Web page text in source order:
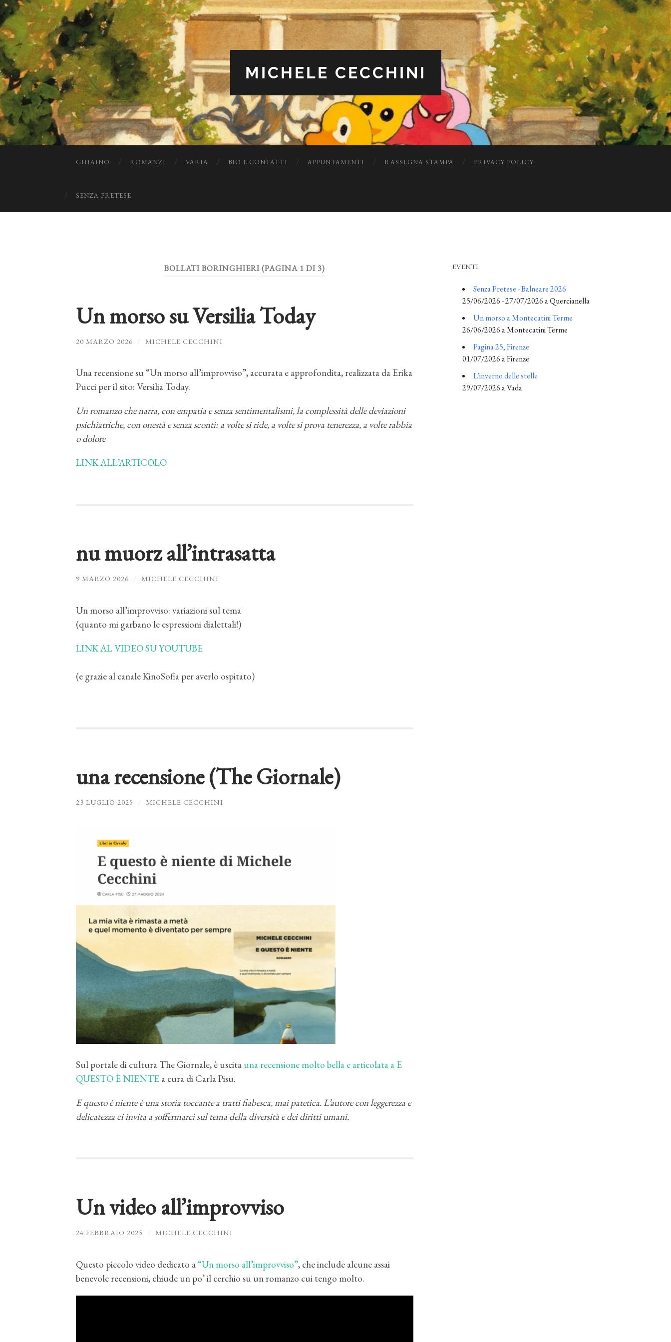
MICHELE CECCHINI
GHIAINO ROMANZI VARIA BIO E CONTATTI APPUNTAMENTI RASSEGNA STAMPA PRIVACY POLICY
SENZA PRETESE
BOLLATI BORINGHIERI(PAGINA 1 DI 3)
Un morso su Versilia Today
20 MARZO 2026 / MICHELE CECCHINI
Una recensione su “Un morso all’improvviso”, accurata e approfondita, realizzata da Erika
Pucci per il sito: Versilia Today.
Un romanzo che narra, con empatia e senza sentimentalismi, la complessità delle deviazioni
psichiatriche, con onestà e senza sconti: a volte si ride, a volte si prova tenerezza, a volte rabbia
o dolore
LINK ALL’ARTICOLO
nu muorz all’intrasatta
9 MARZO 2026 / MICHELE CECCHINI
Un morso all’improvviso: variazioni sul tema
(quanto mi garbano le espressioni dialettali!)
LINK AL VIDEO SU YOUTUBE
(e grazie al canale KinoSofia per averlo ospitato)
una recensione (The Giornale)
23 LUGLIO 2025 / MICHELE CECCHINI
Sul portale di cultura The Giornale, è uscita una recensione molto bella e articolata a E
QUESTO È NIENTE a cura di Carla Pisu.
E questo è niente è una storia toccante a tratti fiabesca, mai patetica. L’autore con leggerezza e
delicatezza ci invita a soffermarci sul tema della diversità e dei diritti umani.
Un video all’improvviso
24 FEBBRAIO 2025 / MICHELE CECCHINI
Questo piccolo video dedicato a “Un morso all’improvviso”, che include alcune assai
benevole recensioni, chiude un po’ il cerchio su un romanzo cui tengo molto.
EVENTI
Senza Pretese - Balneare 2026
25/06/2026 - 27/07/2026 a Quercianella
Un morso a Montecatini Terme
26/06/2026 a Montecatini Terme
Pagina 25, Firenze
01/07/2026 a Firenze
L'inverno delle stelle
29/07/2026 a Vada